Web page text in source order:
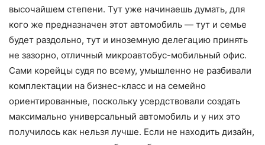
высочайшем степени. Тут уже начинаешь думать, для
кого же предназначен этот автомобиль — тут и семье
будет раздольно, тут и иноземную делегацию принять
не зазорно, отличный микроавтобус-мобильный офис.
Сами корейцы судя по всему, умышленно не разбивали
комплектации на бизнес-класс и на семейно
ориентированные, поскольку усердствовали создать
максимально универсальный автомобиль и у них это
получилось как нельзя лучше. Если не находить дизайн,